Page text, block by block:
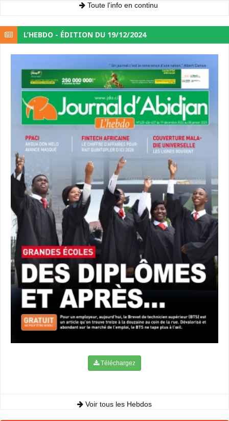
Toute l'info en continu
L’HEBDO - ÉDITION DU 19/12/2024
Téléchargez
Voir tous les Hebdos